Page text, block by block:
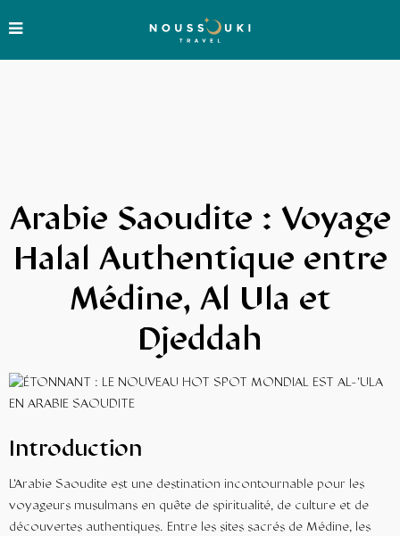
Arabie Saoudite : Voyage
Halal Authentique entre
Médine, Al Ula et
Djeddah
Introduction
L’Arabie Saoudite est une destination incontournable pour les
voyageurs musulmans en quête de spiritualité, de culture et de
découvertes authentiques. Entre les sites sacrés de Médine, les